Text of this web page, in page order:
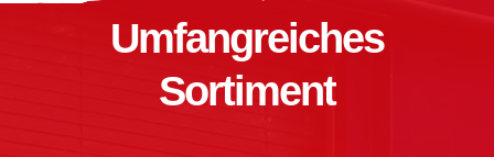
Umfangreiches
Sortiment